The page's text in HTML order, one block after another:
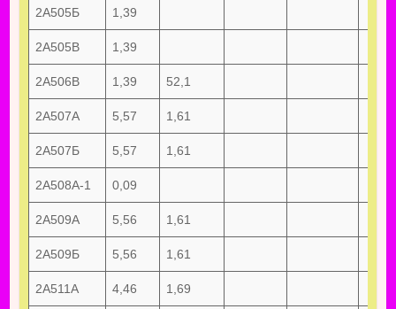
2А505Б 1,39
2А505В 1,39
2А506В 1,39 52,1
2А507А 5,57 1,61
2А507Б 5,57 1,61
2А508А-1 0,09
2А509А 5,56 1,61
2А509Б 5,56 1,61
2А511А 4,46 1,69